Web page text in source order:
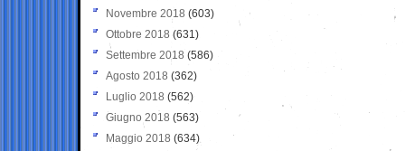
Novembre 2018 (603)
Ottobre 2018 (631)
Settembre 2018 (586)
Agosto 2018 (362)
Luglio 2018 (562)
Giugno 2018 (563)
Maggio 2018 (634)